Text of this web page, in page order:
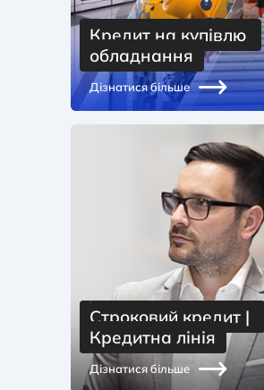
Кредит на купівлю
обладнання
Дізнатися більше
Строковий кредит |
Кредитна лінія
Дізнатися більше